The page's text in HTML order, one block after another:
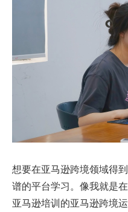
想要在亚马逊跨境领域得
谱的平台学习。像我就是
亚马逊培训的亚马逊跨境